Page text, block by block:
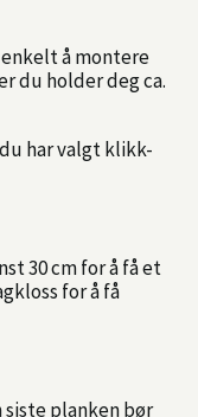
å montere
du holder deg ca.
har valgt klikk-
30 cm for å få et
for å få
siste planken bør